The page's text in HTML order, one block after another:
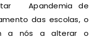
Apandemia de
das escolas, o
a nós a alterar o